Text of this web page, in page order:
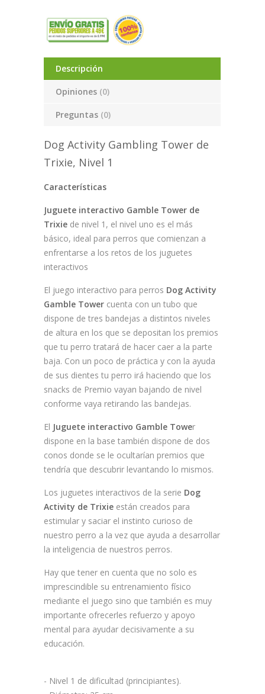
Descripción
Opiniones (0)
Preguntas (0)
Dog Activity Gambling Tower de
Trixie, Nivel 1
Características
Juguete interactivo Gamble Tower de
Trixie de nivel 1, el nivel uno es el más
básico, ideal para perros que comienzan a
enfrentarse a los retos de los juguetes
interactivos
El juego interactivo para perros Dog Activity
Gamble Tower cuenta con un tubo que
dispone de tres bandejas a distintos niveles
de altura en los que se depositan los premios
que tu perro tratará de hacer caer a la parte
baja. Con un poco de práctica y con la ayuda
de sus dientes tu perro irá haciendo que los
snacks de Premio vayan bajando de nivel
conforme vaya retirando las bandejas.
El Juguete interactivo Gamble Tower
dispone en la base también dispone de dos
conos donde se le ocultarían premios que
tendría que descubrir levantando lo mismos.
Los juguetes interactivos de la serie Dog
Activity de Trixie están creados para
estimular y saciar el instinto curioso de
nuestro perro a la vez que ayuda a desarrollar
la inteligencia de nuestros perros.
Hay que tener en cuenta que no solo es
imprescindible su entrenamiento físico
mediante el juego sino que también es muy
importante ofrecerles refuerzo y apoyo
mental para ayudar decisivamente a su
educación.
- Nivel 1 de dificultad (principiantes).